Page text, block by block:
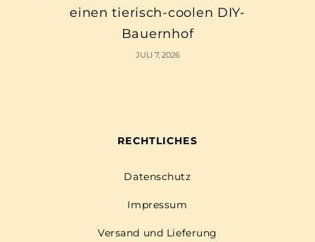
einen tierisch-coolen DIY-
Bauernhof
JULI 7, 2026
RECHTLICHES
Datenschutz
Impressum
Versand und Lieferung